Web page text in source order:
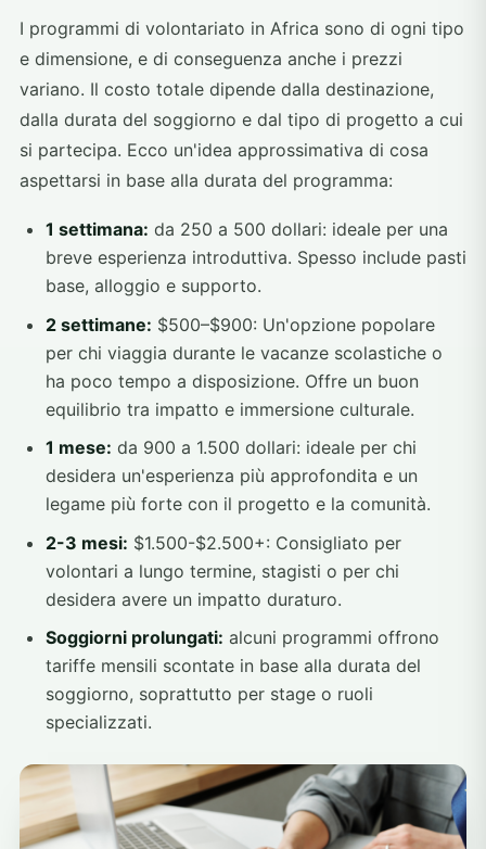
I programmi di volontariato in Africa sono di ogni tipo
e dimensione, e di conseguenza anche i prezzi
variano. Il costo totale dipende dalla destinazione,
dalla durata del soggiorno e dal tipo di progetto a cui
si partecipa. Ecco un'idea approssimativa di cosa
aspettarsi in base alla durata del programma:
1 settimana: da 250 a 500 dollari: ideale per una
breve esperienza introduttiva. Spesso include pasti
base, alloggio e supporto.
2 settimane: $500–$900: Un'opzione popolare
per chi viaggia durante le vacanze scolastiche o
ha poco tempo a disposizione. Offre un buon
equilibrio tra impatto e immersione culturale.
1 mese: da 900 a 1.500 dollari: ideale per chi
desidera un'esperienza più approfondita e un
legame più forte con il progetto e la comunità.
2-3 mesi: $1.500-$2.500+: Consigliato per
volontari a lungo termine, stagisti o per chi
desidera avere un impatto duraturo.
Soggiorni prolungati: alcuni programmi offrono
tariffe mensili scontate in base alla durata del
soggiorno, soprattutto per stage o ruoli
specializzati.